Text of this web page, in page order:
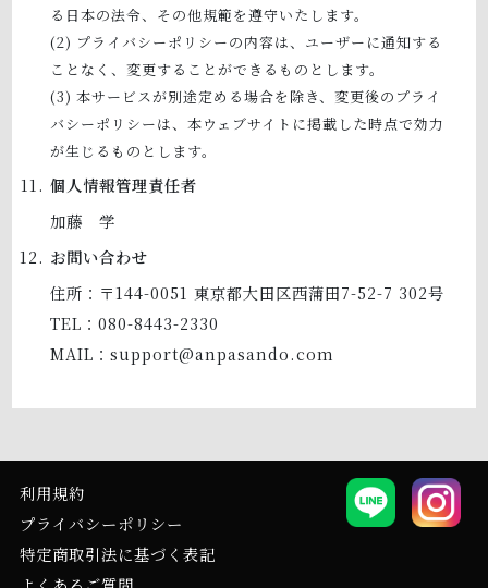
る日本の法令、その他規範を遵守いたします。
プライバシーポリシーの内容は、ユーザーに通知する
ことなく、変更することができるものとします。
本サービスが別途定める場合を除き、変更後のプライ
バシーポリシーは、本ウェブサイトに掲載した時点で効力
が生じるものとします。
個人情報管理責任者
加藤 学
お問い合わせ
住所：〒144-0051 東京都大田区西蒲田7-52-7 302号
TEL：080-8443-2330
MAIL：support@anpasando.com
利用規約
プライバシーポリシー
特定商取引法に基づく表記